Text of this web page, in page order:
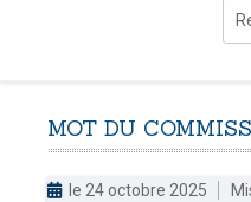
MOT DU
le 24 octobre 2025